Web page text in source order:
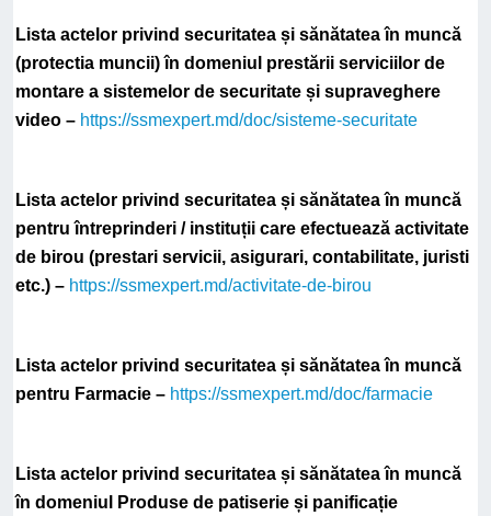
Lista actelor privind securitatea și sănătatea în muncă
(protectia muncii) în domeniul prestării serviciilor de
montare a sistemelor de securitate și supraveghere
video – https://ssmexpert.md/doc/sisteme-securitate
Lista actelor privind securitatea și sănătatea în muncă
pentru întreprinderi / instituții care efectuează activitate
de birou (prestari servicii, asigurari, contabilitate, juristi
etc.) – https://ssmexpert.md/activitate-de-birou
Lista actelor privind securitatea și sănătatea în muncă
pentru Farmacie – https://ssmexpert.md/doc/farmacie
Lista actelor privind securitatea și sănătatea în muncă
în domeniul Produse de patiserie și panificație